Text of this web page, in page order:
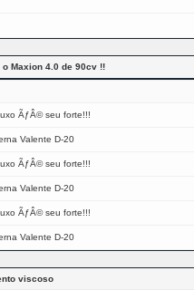
o Maxion 4.0 de 90cv !!
ÃƒÂ© seu forte!!!
Valente D-20
ÃƒÂ© seu forte!!!
Valente D-20
ÃƒÂ© seu forte!!!
Valente D-20
viscoso